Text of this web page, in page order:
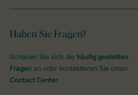
Haben Sie Fragen?
Schauen Sie sich die häufig gestellten
Fragen an oder kontaktieren Sie unser
Contact Center.